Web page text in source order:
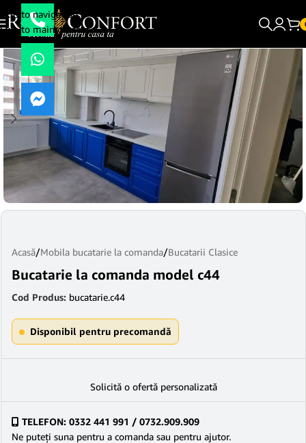
Skip to navigation
Skip to main content
Acasă/Mobila bucatarie la comanda/Bucatarii Clasice
Bucatarie la comanda model c44
Cod Produs: bucatarie.c44
Disponibil pentru precomandă
Solicită o ofertă personalizată
TELEFON: 0332 441 991 / 0732.909.909
Ne puteţi suna pentru a comanda sau pentru ajutor.